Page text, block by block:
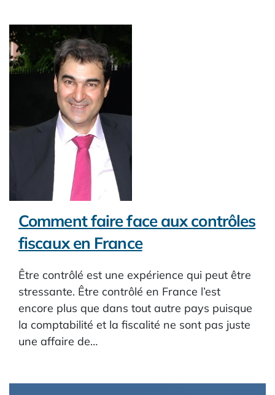
Comment faire face aux contrôles
fiscaux en France
Être contrôlé est une expérience qui peut être
stressante. Être contrôlé en France l’est
encore plus que dans tout autre pays puisque
la comptabilité et la fiscalité ne sont pas juste
une affaire de…